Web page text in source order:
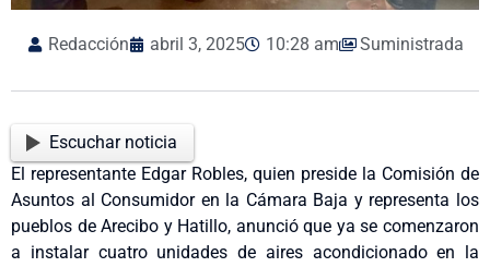
Redacción abril 3, 2025 10:28 am Suministrada
Escuchar noticia
El representante Edgar Robles, quien preside la Comisión de
Asuntos al Consumidor en la Cámara Baja y representa los
pueblos de Arecibo y Hatillo, anunció que ya se comenzaron
a instalar cuatro unidades de aires acondicionado en la